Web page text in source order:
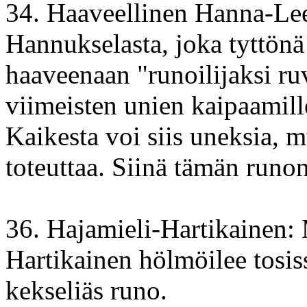
34. Haaveellinen Hanna-
Hannukselasta, joka
haaveenaan "runoilijaksi
viimeisten unien
Kaikesta voi siis uneksia,
toteuttaa. Siinä tämän
36. Hajamieli-Hartikainen:
Hartikainen hölmöilee
kekseliäs runo.